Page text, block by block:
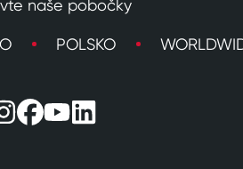
naše pobočky
POLSKO